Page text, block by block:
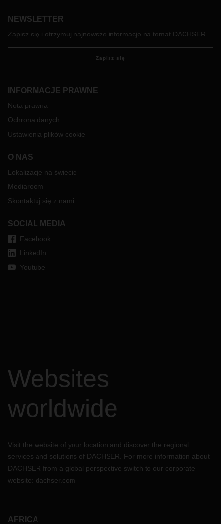
NEWSLETTER
Zapisz się i otrzymuj najnowsze informacje na temat DACHSER
Zapisz się
INFORMACJE PRAWNE
Nota prawna
Ochrona danych
Ustawienia plików cookie
O NAS
Lokalizacje na świecie
Mediaroom
Skontaktuj się z nami
SOCIAL MEDIA
Facebook
LinkedIn
Youtube
Websites
worldwide
Visit the website of your location and discover the regional
services and solutions of DACHSER. For more information about
DACHSER from a global perspective switch to our corporate
website: dachser.com
AFRICA